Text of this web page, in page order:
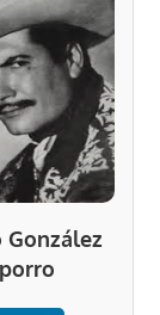
González